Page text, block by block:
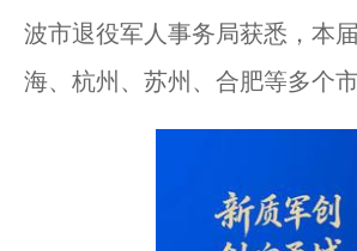
波市退役军人事务局获悉，本
海、杭州、苏州、合肥等多个